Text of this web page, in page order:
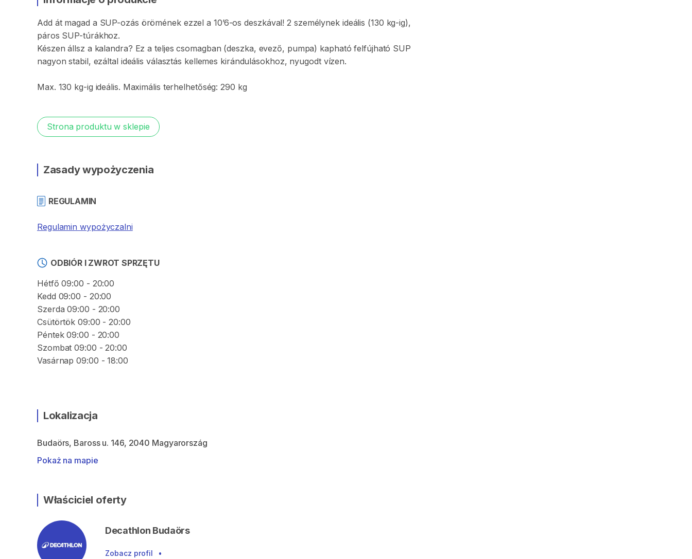
Add át magad a SUP-ozás örömének ezzel a 10’6-os deszkával! 2 személynek ideális (130 kg-ig)​​,​
páros SUP-túrákhoz.
Készen állsz a kalandra? Ez a teljes csomagban (deszka​​,​ evező​​,​ pumpa) kapható felfújható SUP
nagyon stabil​​,​ ezáltal ideális választás kellemes kirándulásokhoz​​,​ nyugodt vízen.
Max. 130 kg-ig ideális. Maximális terhelhetőség: 290 kg
Strona produktu w sklepie
Zasady wypożyczenia
REGULAMIN
Regulamin wypożyczalni
ODBIÓR I ZWROT SPRZĘTU
Hétfő 09:00 - 20:00
Kedd 09:00 - 20:00
Szerda 09:00 - 20:00
Csütörtök 09:00 - 20:00
Péntek 09:00 - 20:00
Szombat 09:00 - 20:00
Vasárnap 09:00 - 18:00
Lokalizacja
Budaörs, Baross u. 146, 2040 Magyarország
Pokaż na mapie
Właściciel oferty
Decathlon Budaörs
Zobacz profil •